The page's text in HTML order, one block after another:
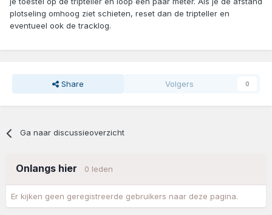
plotseling omhoog ziet schieten, reset dan de tripteller en
eventueel ook de tracklog.
Share Volgers 0
Ga naar discussieoverzicht
Onlangs hier 0 leden
Er kijken geen geregistreerde gebruikers naar deze pagina.